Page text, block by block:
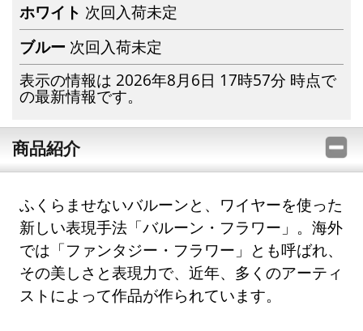
ホワイト 次回入荷未定
ブルー 次回入荷未定
表示の情報は 2026年8月6日 17時57分 時点で
の最新情報です。
商品紹介
ふくらませないバルーンと、ワイヤーを使った
新しい表現手法「バルーン・フラワー」。海外
では「ファンタジー・フラワー」とも呼ばれ、
その美しさと表現力で、近年、多くのアーティ
ストによって作品が作られています。